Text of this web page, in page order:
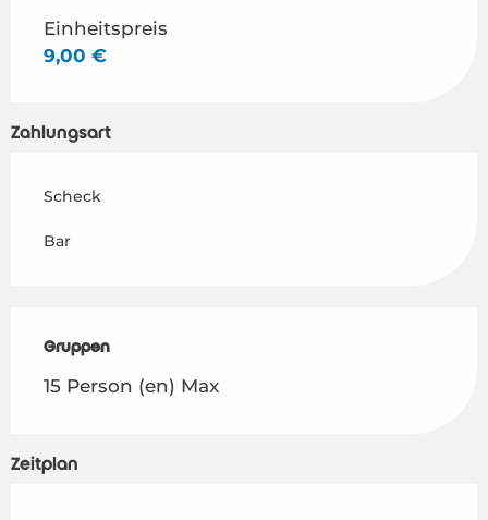
Einheitspreis
9,00 €
Zahlungsart
Scheck
Bar
Gruppen
Gruppen
15 Person (en) Max
Zeitplan